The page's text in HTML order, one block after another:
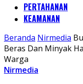
PERTAHANAN
KEAMANAN
Beranda Nirmedia
Beras Dan Minyak
Warga
Nirmedia